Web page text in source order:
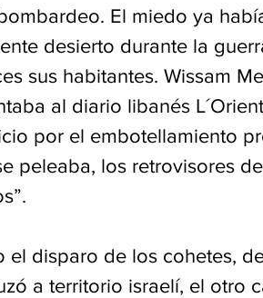
El miedo ya
desierto durante la
sus habitantes. Wissam
al diario libanés
por el embotellamiento
peleaba, los retrovisores
disparo de los cohetes,
a territorio israelí, el otro